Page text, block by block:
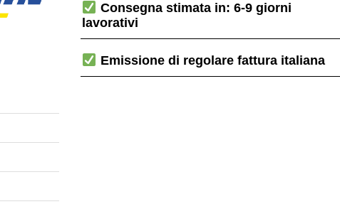
Consegna stimata in: 6-9 giorni
lavorativi
Emissione di regolare fattura italiana